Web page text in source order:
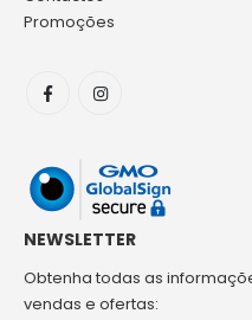
Promoções
NEWSLETTER
Obtenha todas as
vendas e ofertas: